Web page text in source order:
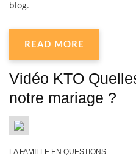
blog.
READ MORE
Vidéo KTO
notre mariage ?
LA FAMILLE EN QUESTIONS